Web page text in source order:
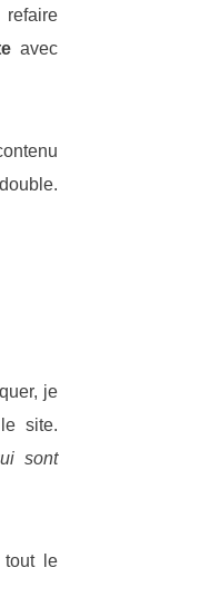
avec
je
site.
sont
tout le